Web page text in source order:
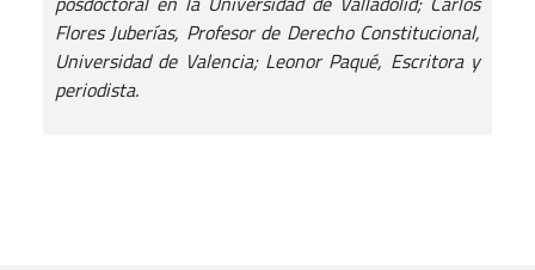
Flores Juberías, Profesor de Derecho Constitucional,
Universidad de Valencia; Leonor Paqué, Escritora y
periodista.